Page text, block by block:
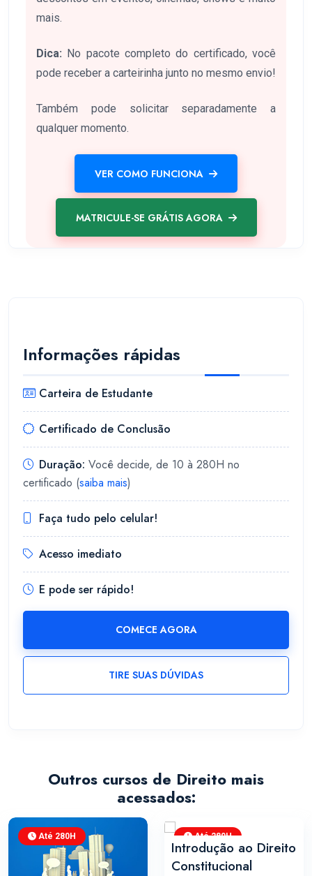
mais.
Dica: No pacote completo do certificado, você
pode receber a carteirinha junto no mesmo envio!
Também pode solicitar separadamente a
qualquer momento.
VER COMO FUNCIONA
MATRICULE-SE GRÁTIS AGORA
Informações rápidas
Carteira de Estudante
Certificado de Conclusão
Duração: Você decide, de 10 à 280H no
certificado (saiba mais)
Faça tudo pelo celular!
Acesso imediato
E pode ser rápido!
COMECE AGORA
TIRE SUAS DÚVIDAS
Outros cursos de Direito mais
acessados:
Até 280H Até 280H
Introdução ao Direito
Constitucional